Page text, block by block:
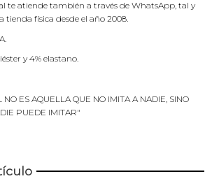
te atiende también a través de WhatsApp, tal y
tienda física desde el año 2008.
y 4% elastano.
ES AQUELLA QUE NO IMITA A NADIE, SINO
PUEDE IMITAR"